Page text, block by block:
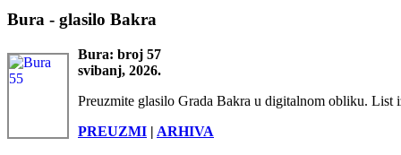
Bura - glasilo Bakra
Bura: broj 57
svibanj, 2026.
Preuzmite glasilo Grada Bakra u digitalnom obliku. List
PREUZMI | ARHIVA